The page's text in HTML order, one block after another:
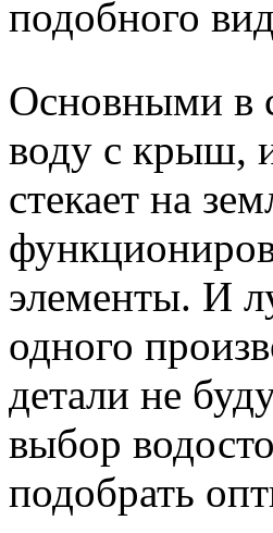
подобного
Основными в
воду с крыш,
стекает на
элементы. И
одного
детали не
выбор
подобрать